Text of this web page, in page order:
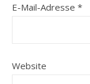
E-Mail-Adresse *
Website